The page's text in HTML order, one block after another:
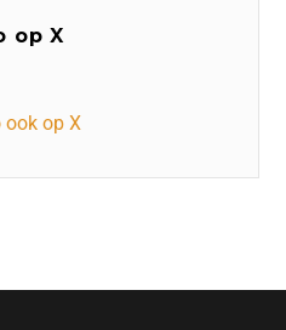
op X
ook op X